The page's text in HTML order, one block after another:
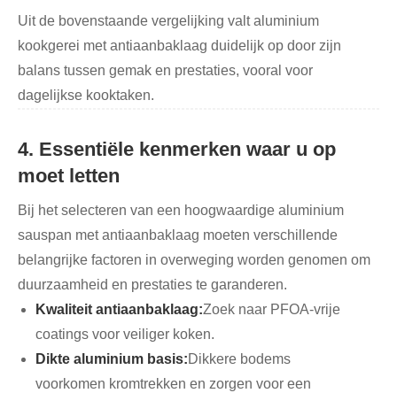
Uit de bovenstaande vergelijking valt aluminium
kookgerei met antiaanbaklaag duidelijk op door zijn
balans tussen gemak en prestaties, vooral voor
dagelijkse kooktaken.
4. Essentiële kenmerken waar u op
moet letten
Bij het selecteren van een hoogwaardige aluminium
sauspan met antiaanbaklaag moeten verschillende
belangrijke factoren in overweging worden genomen om
duurzaamheid en prestaties te garanderen.
Kwaliteit antiaanbaklaag:Zoek naar PFOA-vrije
coatings voor veiliger koken.
Dikte aluminium basis:Dikkere bodems
voorkomen kromtrekken en zorgen voor een